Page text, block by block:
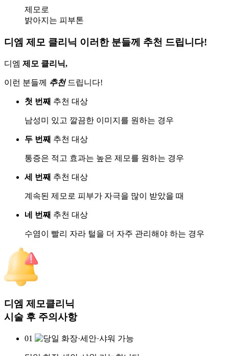
제모로
밝아지는 피부톤
디엠 제모 클리닉 이러한 분들께 추천 드립니다!
디엠 제모 클리닉,
이런 분들께 추천드립니다!
첫 번째 추천 대상
남성미 있고 깔끔한 이미지를 원하는 경우
두 번째 추천 대상
통증은 적고 효과는 높은 제모를 원하는 경우
세 번째 추천 대상
계속된 제모로 피부가 자극을 많이 받았을 때
네 번째 추천 대상
수염이 빨리 자라 털을 더 자주 관리해야 하는 경우
디엠 제모클리닉
시술 후 주의사항
01